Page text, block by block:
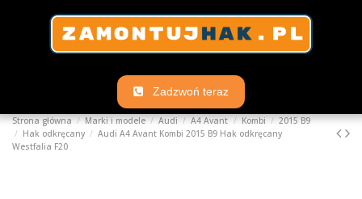
Zadzwoń teraz
Strona główna Marki i modele Audi A4 Avant Kombi
2015 B9
Hak odkręcany
Audi A4 Avant Kombi 2015 B9 Hak odkręcany
Westfalia F20